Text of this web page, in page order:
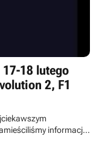
18 lutego
2, F1
informacje
Civilization
Management